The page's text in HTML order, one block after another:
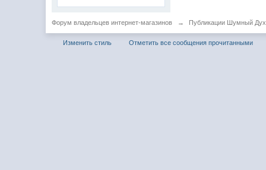
Форум владельцев интернет-магазинов → Публикации Шумный Дух
Изменить стиль Отметить все сообщения прочитанными